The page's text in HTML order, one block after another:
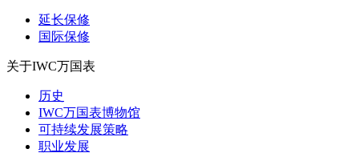
延长保修
国际保修
关于IWC万国表
历史
IWC万国表博物馆
可持续发展策略
职业发展